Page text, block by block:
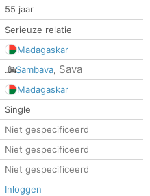
55 jaar
Serieuze relatie
Madagaskar
Sambava, Sava
Madagaskar
Single
Niet gespecificeerd
Niet gespecificeerd
Niet gespecificeerd
Inloggen